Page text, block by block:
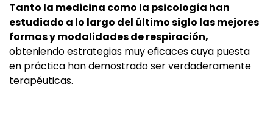
Tanto la medicina como la psicología han
estudiado a lo largo del último siglo las mejores
formas y modalidades de respiración,
obteniendo estrategias muy eficaces cuya puesta
en práctica han demostrado ser verdaderamente
terapéuticas.